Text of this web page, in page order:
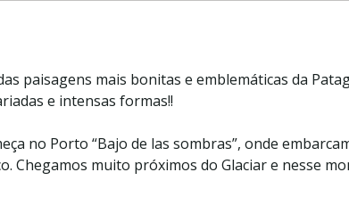
paisagens mais bonitas e emblemáticas da
e intensas formas!!
no Porto “Bajo de las sombras”, onde
Chegamos muito próximos do Glaciar e nesse